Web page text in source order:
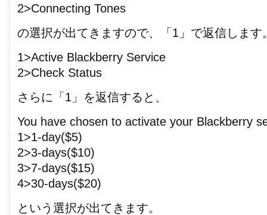
2>Connecting Tones
の選択が出てきますので、「1」で返信します
1>Active Blackberry Service
2>Check Status
さらに「1」を返信すると、
You have chosen to activate your Blackberry
1>1-day($5)
2>3-days($10)
3>7-days($15)
4>30-days($20)
という選択が出てきます。